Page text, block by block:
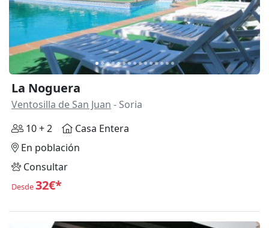
La Noguera
Ventosilla de San Juan - Soria
10 + 2
Casa Entera
En población
Consultar
Desde32€*